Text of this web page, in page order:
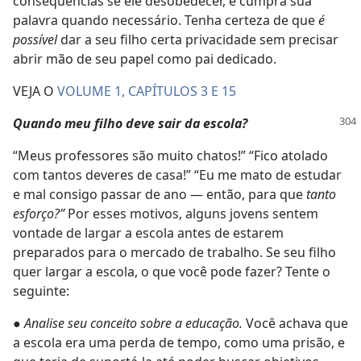
palavra quando necessário. Tenha certeza de queé
possíveldar a seu filho certa privacidade sem precisar
abrir mão de seu papel como pai dedicado.
VEJA O VOLUME 1, CAPÍTULOS 3 E 15
Quando meu filho deve sair da escola?
“Meus professores são muito chatos!” “Fico atolado
com tantos deveres de casa!” “Eu me mato de estudar
e mal consigo passar de ano — então, para que tanto
esforço?”Por esses motivos, alguns jovens sentem
vontade de largar a escola antes de estarem
preparados para o mercado de trabalho. Se seu filho
quer largar a escola, o que você pode fazer? Tente o
seguinte:
●Analise seu conceito sobre a educação. Você achava que
a escola era uma perda de tempo, como uma prisão, e